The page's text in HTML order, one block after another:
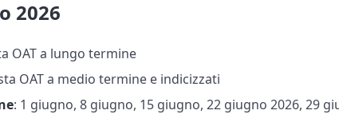
2026
OAT a lungo termine
OAT a medio termine e indicizzati
: 1 giugno, 8 giugno, 15 giugno, 22 giugno 2026, 29